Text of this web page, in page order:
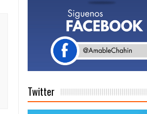
Capital”
Twitter